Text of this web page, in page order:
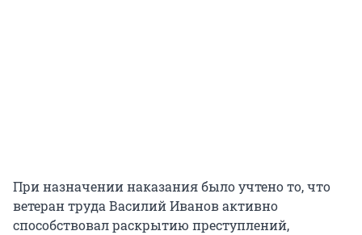
При назначении наказания было учтено то, что
ветеран труда Василий Иванов активно
способствовал раскрытию преступлений,